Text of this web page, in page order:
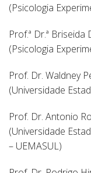
(Psicologia
Prof.ª Dr.ª
(Psicologia
Prof. Dr. Waldney
(Universidade
Prof. Dr. Antonio
(Universidade
– UEMASUL)